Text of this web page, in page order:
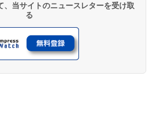
、当サイトのニュースレターを受け取
る